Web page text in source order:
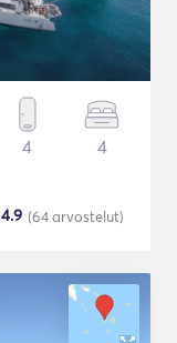
4 4
(64arvostelut)
4.9